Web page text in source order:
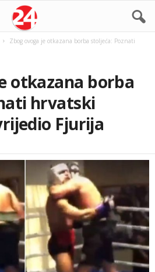
Zbog ovoga je otkazana borba stoljeća: Poznati
otkazana borba
hrvatski
Fjurija